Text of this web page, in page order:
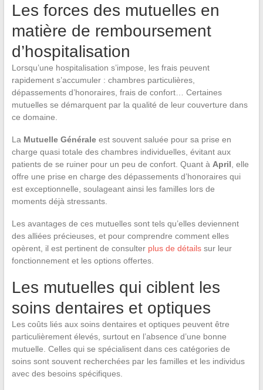
Les forces des mutuelles en
matière de remboursement
d’hospitalisation
Lorsqu’une hospitalisation s’impose, les frais peuvent
rapidement s’accumuler : chambres particulières,
dépassements d’honoraires, frais de confort… Certaines
mutuelles se démarquent par la qualité de leur couverture dans
ce domaine.
La Mutuelle Généraleest souvent saluée pour sa prise en
charge quasi totale des chambres individuelles, évitant aux
patients de se ruiner pour un peu de confort. Quant à April , elle
offre une prise en charge des dépassements d’honoraires qui
est exceptionnelle, soulageant ainsi les familles lors de
moments déjà stressants.
Les avantages de ces mutuelles sont tels qu’elles deviennent
des alliées précieuses, et pour comprendre comment elles
opèrent, il est pertinent de consulter plus de détailssur leur
fonctionnement et les options offertes.
Les mutuelles qui ciblent les
soins dentaires et optiques
Les coûts liés aux soins dentaires et optiques peuvent être
particulièrement élevés, surtout en l’absence d’une bonne
mutuelle. Celles qui se spécialisent dans ces catégories de
soins sont souvent recherchées par les familles et les individus
avec des besoins spécifiques.